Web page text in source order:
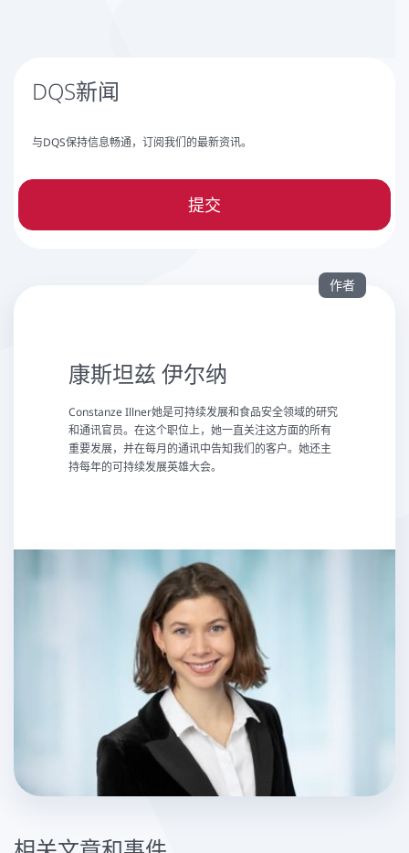
DQS新闻
与DQS保持信息畅通，订阅我们的最新资讯。
提交
作者
康斯坦兹 伊尔纳
Constanze Illner她是可持续发展和食品安全领域的研究
和通讯官员。在这个职位上，她一直关注这方面的所有
重要发展，并在每月的通讯中告知我们的客户。她还主
持每年的可持续发展英雄大会。